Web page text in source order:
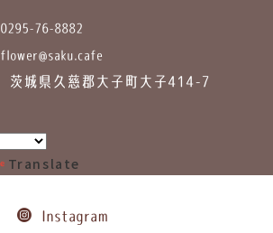
0295-76-8882
flower@saku.cafe
茨城県久慈郡大子町大子414-7
Translate
Instagram